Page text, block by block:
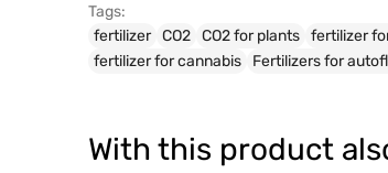
Tags:
fertilizer CO2 CO2 for plants fertilizer
fertilizer for cannabis
Fertilizers for
With this product